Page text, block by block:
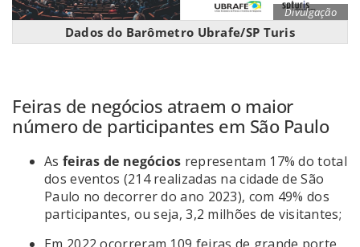
Divulgação
Dados do Barômetro Ubrafe/SP Turis
Feiras de negócios atraem o maior
número de participantes em São Paulo
As feiras de negócios representam 17% do total
dos eventos (214 realizadas na cidade de São
Paulo no decorrer do ano 2023), com 49% dos
participantes, ou seja, 3,2 milhões de visitantes;